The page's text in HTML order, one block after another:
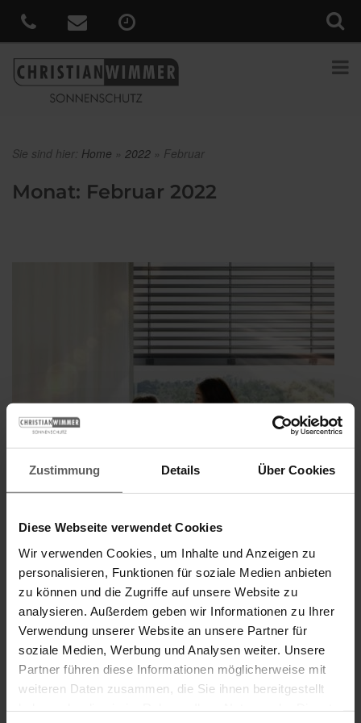
Zustimmung Details Über Cookies
Diese Webseite verwendet Cookies
Wir verwenden Cookies, um Inhalte und Anzeigen zu
personalisieren, Funktionen für soziale Medien anbieten
zu können und die Zugriffe auf unsere Website zu
analysieren. Außerdem geben wir Informationen zu Ihrer
Verwendung unserer Website an unsere Partner für
soziale Medien, Werbung und Analysen weiter. Unsere
Partner führen diese Informationen möglicherweise mit
weiteren Daten zusammen, die Sie ihnen bereitgestellt
Sie sind hier: Home » 2022 » Februar
Monat: Februar 2022
Tageslicht ist der Rhythmus des Lebens
Veröffentlicht
am
14. Februar 2022
Tageslicht hat eine besondere Wirkung auf uns Menschen. Umso
besser, wenn man es nach den eigenen Bedürfnissen steuern
kann. Egal, ob Sie Ihre Wohnräume hell durchleuchten möchten